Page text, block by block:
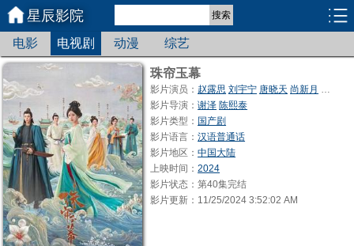
星辰影院 搜索
电影 电视剧 动漫 综艺
珠帘玉幕
影片演员： 赵露思 刘宇宁 唐晓天 尚新月 谢可寅
影片导演：谢泽 陈熙泰
影片类型： 国产剧
影片语言：汉语普通话
影片地区：中国大陆
上映时间：2024
影片状态：第40集完结
影片更新：11/25/2024 3:52:02 AM